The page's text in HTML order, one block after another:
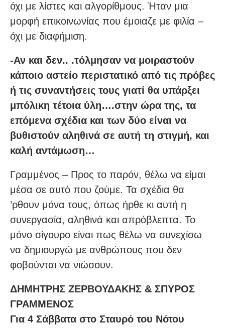
όχι με λίστες και αλγορίθμους. Ήταν μια
μορφή επικοινωνίας που έμοιαζε με φιλία –
όχι με διαφήμιση.
-Αν και δεν.. .τόλμησαν να μοιραστούν
κάποιο αστείο περιστατικό από τις πρόβες
ή τις συναντήσεις τους γιατί θα υπάρξει
μπόλικη τέτοια ύλη….στην ώρα της, τα
επόμενα σχέδια και των δύο είναι να
βυθιστούν αληθινά σε αυτή τη στιγμή, και
καλή αντάμωση…
Γραμμένος – Προς το παρόν, θέλω να είμαι
μέσα σε αυτό που ζούμε. Τα σχέδια θα
’ρθουν μόνα τους, όπως ήρθε κι αυτή η
συνεργασία, αληθινά και απρόβλεπτα. Το
μόνο σίγουρο είναι πως θέλω να συνεχίσω
να δημιουργώ με ανθρώπους που δεν
φοβούνται να νιώσουν.
ΔΗΜΗΤΡΗΣ ΖΕΡΒΟΥΔΑΚΗΣ & ΣΠΥΡΟΣ
ΓΡΑΜΜΕΝΟΣ
Για 4 Σάββατα στο Σταυρό του Νότου